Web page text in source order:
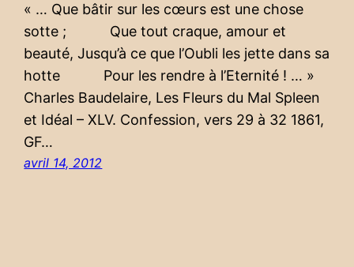
« … Que bâtir sur les cœurs est une chose
sotte ; Que tout craque, amour et
beauté, Jusqu’à ce que l’Oubli les jette dans sa
hotte Pour les rendre à l’Eternité ! … »
Charles Baudelaire, Les Fleurs du Mal Spleen
et Idéal – XLV. Confession, vers 29 à 32 1861,
GF…
avril 14, 2012